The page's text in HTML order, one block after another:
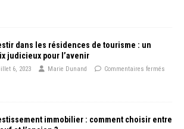
dans les résidences de tourisme : un
judicieux pour l’avenir
6, 2023 Marie Dunand Commentaires fermés
immobilier : comment choisir entre